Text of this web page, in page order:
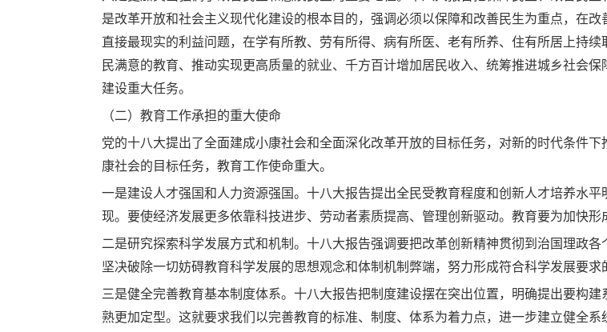
是改革开放和社会主义现代化建设的根本目的，强调必须以保障和改善民生为重点，在
直接最现实的利益问题，在学有所教、劳有所得、病有所医、老有所养、住有所居上持
民满意的教育、推动实现更高质量的就业、千方百计增加居民收入、统筹推进城乡社会
建设重大任务。
（二）教育工作承担的重大使命
党的十八大提出了全面建成小康社会和全面深化改革开放的目标任务，对新的时代条件
康社会的目标任务，教育工作使命重大。
一是建设人才强国和人力资源强国。十八大报告提出全民受教育程度和创新人才培养水
现。要使经济发展更多依靠科技进步、劳动者素质提高、管理创新驱动。教育要为加快形
二是研究探索科学发展方式和机制。十八大报告强调要把改革创新精神贯彻到治国理政
坚决破除一切妨碍教育科学发展的思想观念和体制机制弊端，努力形成符合科学发展要求
三是健全完善教育基本制度体系。十八大报告把制度建设摆在突出位置，明确提出要构
熟更加定型。这就要求我们以完善教育的标准、制度、体系为着力点，进一步建立健全